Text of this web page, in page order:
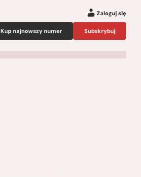
Zaloguj się
Kup najnowszy numer Subskrybuj